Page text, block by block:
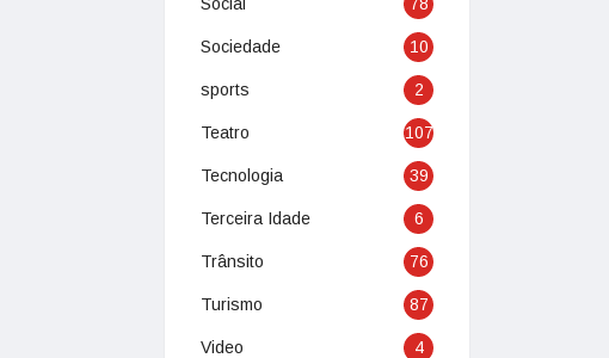
Sociedade 10
sports 2
Teatro 107
Tecnologia 39
Terceira Idade 6
Trânsito 76
Turismo 87
Video 4